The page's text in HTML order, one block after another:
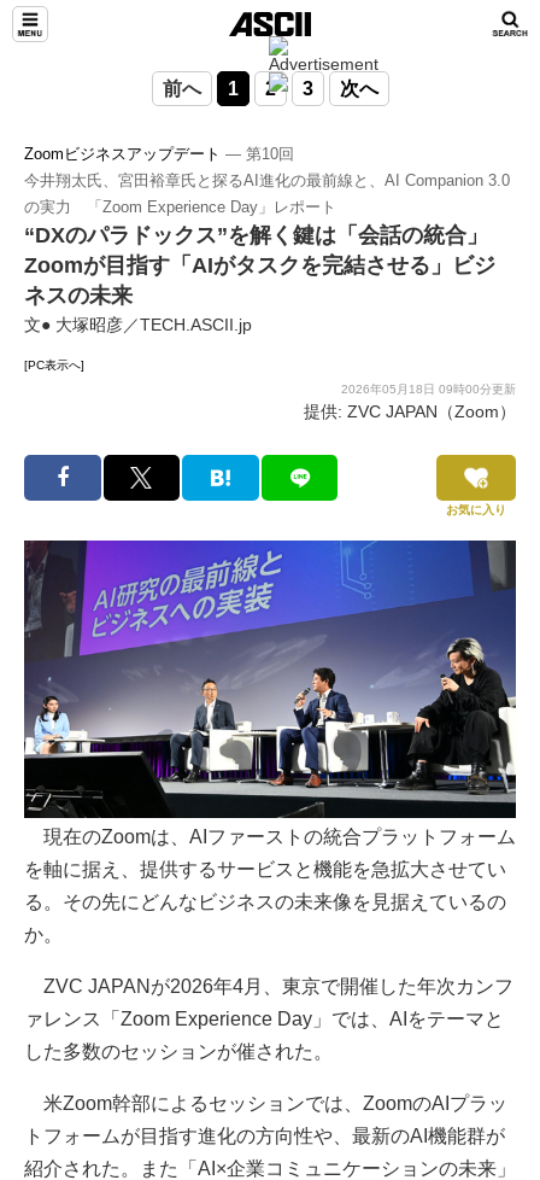
前へ 1 2 3 次へ
Zoomビジネスアップデート ― 第10回
今井翔太氏、宮田裕章氏と探るAI進化の最前線と、AI Companion 3.0
の実力 「Zoom Experience Day」レポート
“DXのパラドックス”を解く鍵は「会話の統合」
Zoomが目指す「AIがタスクを完結させる」ビジ
ネスの未来
文● 大塚昭彦／TECH.ASCII.jp
[PC表示へ]
2026年05月18日 09時00分更新
提供: ZVC JAPAN（Zoom）
お気に入り
現在のZoomは、AIファーストの統合プラットフォーム
を軸に据え、提供するサービスと機能を急拡大させてい
る。その先にどんなビジネスの未来像を見据えているの
か。
ZVC JAPANが2026年4月、東京で開催した年次カンフ
ァレンス「Zoom Experience Day」では、AIをテーマと
した多数のセッションが催された。
米Zoom幹部によるセッションでは、ZoomのAIプラッ
トフォームが目指す進化の方向性や、最新のAI機能群が
紹介された。また「AI×企業コミュニケーションの未来」